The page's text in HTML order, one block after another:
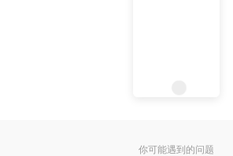
你可能遇到的问题